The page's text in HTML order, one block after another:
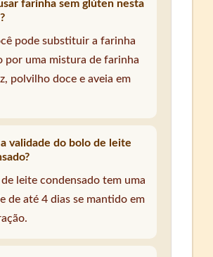
farinha sem glúten nesta
pode substituir a farinha
por uma mistura de farinha
polvilho doce e aveia em
validade do bolo de leite
leite condensado tem uma
de até 4 dias se mantido em